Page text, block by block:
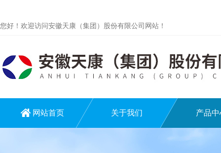
您好！欢迎访问安徽天康（集团）股份有限公司网站！
网站首页 关于我们 产品中